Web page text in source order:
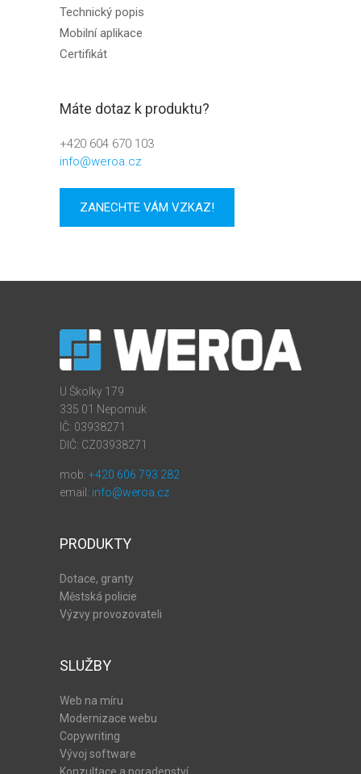
Technický popis
Mobilní aplikace
Certifikát
Máte dotaz k produktu?
+420 604 670 103
info@weroa.cz
ZANECHTE VÁM VZKAZ!
U Školky 179
335 01 Nepomuk
IČ: 03938271
DIČ: CZ03938271
mob: +420 606 793 282
email: info@weroa.cz
PRODUKTY
Dotace, granty
Městská policie
Výzvy provozovateli
SLUŽBY
Web na míru
Modernizace webu
Copywriting
Vývoj software